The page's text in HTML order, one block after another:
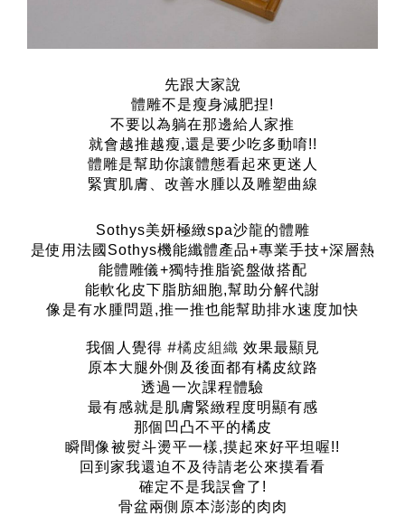
先跟大家說
體雕不是瘦身減肥捏!
不要以為躺在那邊給人家推
就會越推越瘦,還是要少吃多動唷!!
體雕是幫助你讓體態看起來更迷人
緊實肌膚、改善水腫以及雕塑曲線
Sothys美妍極緻spa沙龍的體雕
是使用法國Sothys機能纖體產品+專業手技+深層熱
能體雕儀+獨特推脂瓷盤做搭配
能軟化皮下脂肪細胞,幫助分解代謝
像是有水腫問題,推一推也能幫助排水速度加快
我個人覺得 #橘皮組織 效果最顯見
原本大腿外側及後面都有橘皮紋路
透過一次課程體驗
最有感就是肌膚緊緻程度明顯有感
那個凹凸不平的橘皮
瞬間像被熨斗燙平一樣,摸起來好平坦喔!!
回到家我還迫不及待請老公來摸看看
確定不是我誤會了!
骨盆兩側原本澎澎的肉肉